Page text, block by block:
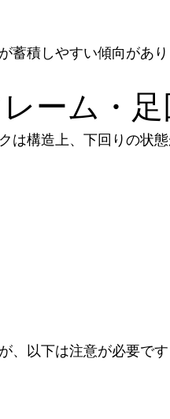
蓄積しやすい傾向があ
ーム・
は構造上、下回りの状
、以下は注意が必要で